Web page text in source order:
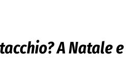
A Natale